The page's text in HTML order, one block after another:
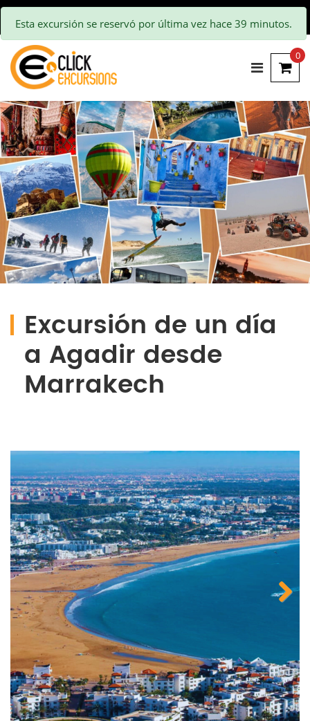
0
Excursión de un día
a Agadir desde
Marrakech
Esta excursión se reservó por última vez hace 39 minutos.